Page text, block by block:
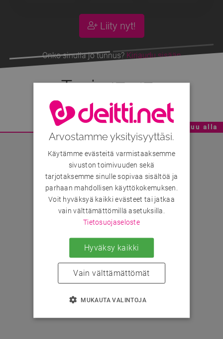
Liity nyt!
Onko sinulla jo tunnus? Kirjaudu sisään
Tapio47, 47v
Mainoskatko - Sisältö jatkuu alla
Arvostamme yksityisyyttäsi.
Käytämme evästeitä varmistaaksemme
sivuston toimivuuden sekä
tarjotaksemme sinulle sopivaa sisältöä ja
parhaan mahdollisen käyttökokemuksen.
Voit hyväksyä kaikki evästeet tai jatkaa
vain välttämättömillä asetuksilla.
Tietosuojaseloste
Hyväksy kaikki
Vain välttämättömät
MUKAUTA VALINTOJA